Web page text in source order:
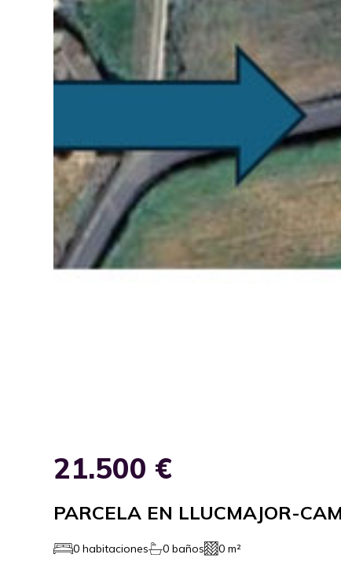
21.500 €
PARCELA EN LLUCMAJOR-
0 habitaciones 0 baños 0 m²